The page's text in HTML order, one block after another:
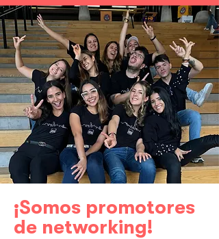
¡Somos promotores
de networking!